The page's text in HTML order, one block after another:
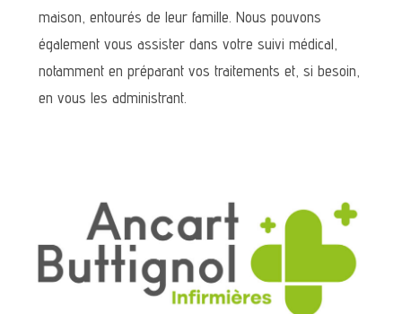
maison, entourés de leur famille. Nous pouvons
également vous assister dans votre suivi médical,
notamment en préparant vos traitements et, si besoin,
en vous les administrant.